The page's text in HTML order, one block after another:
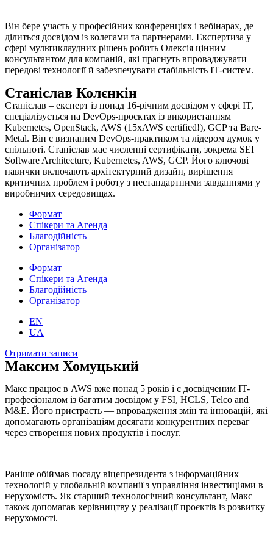
Він бере участь у професійних конференціях і вебінарах, де
ділиться досвідом із колегами та партнерами. Експертиза у
сфері мультиклаудних рішень робить Олексія цінним
консультантом для компаній, які прагнуть впроваджувати
передові технології й забезпечувати стабільність ІТ-систем.
Станіслав Колєнкін
Станіслав – експерт із понад 16-річним досвідом у сфері IT,
спеціалізується на DevOps-проєктах із використанням
Kubernetes, OpenStack, AWS (15xAWS certified!), GCP та Bare-
Metal. Він є визнаним DevOps-практиком та лідером думок у
спільноті. Станіслав має численні сертифікати, зокрема SEI
Software Architecture, Kubernetes, AWS, GCP. Його ключові
навички включають архітектурний дизайн, вирішення
критичних проблем і роботу з нестандартними завданнями у
виробничих середовищах.
Формат
Спікери та Агенда
Благодійність
Організатор
Формат
Спікери та Агенда
Благодійність
Організатор
EN
UA
Отримати записи
Максим Хомуцький
Макс працює в AWS вже понад 5 років і є досвідченим IT-
професіоналом із багатим досвідом у FSI, HCLS, Telco and
M&E. Його пристрасть — впровадження змін та інновацій, які
допомагають організаціям досягати конкурентних переваг
через створення нових продуктів і послуг.
Раніше обіймав посаду віцепрезидента з інформаційних
технологій у глобальній компанії з управління інвестиціями в
нерухомість. Як старший технологічний консультант, Макс
також допомагав керівництву у реалізації проєктів із розвитку
нерухомості.